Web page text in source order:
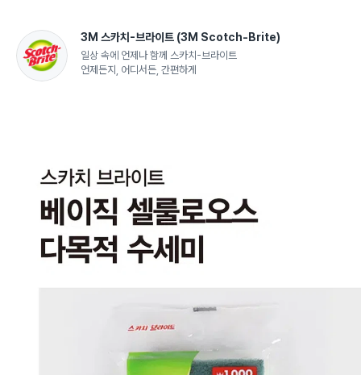
3M 스카치-브라이트 (3M Scotch-Brite)
일상 속에 언제나 함께 스카치-브라이트
언제든지, 어디서든, 간편하게